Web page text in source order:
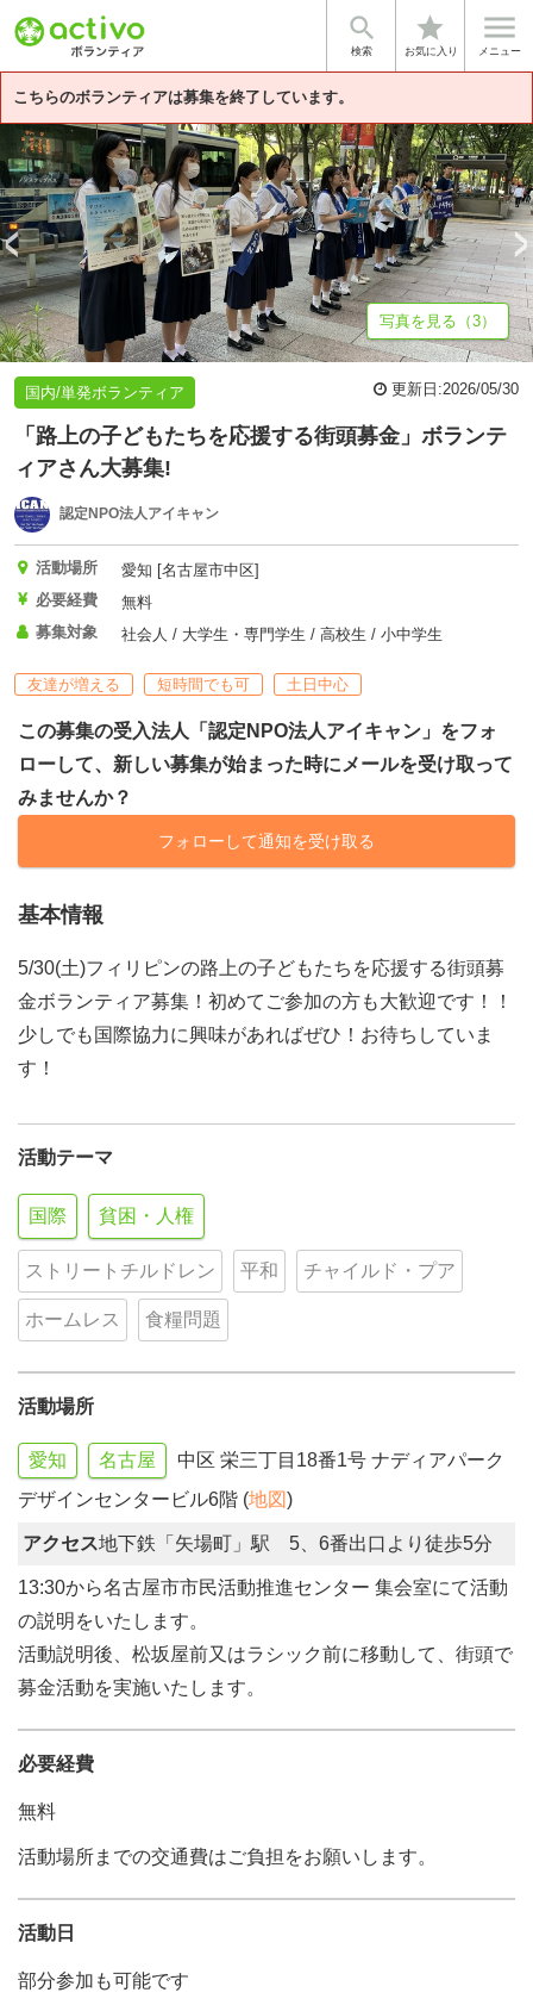

検索
star
お気に入り

メニュー
こちらのボランティアは募集を終了しています。
基本情報 募集詳細 法人情報
写真を見る（3）
国内/単発ボランティア 更新日:2026/05/30
「路上の子どもたちを応援する街頭募金」ボランテ
ィアさん大募集!
認定NPO法人アイキャン
活動場所
愛知 [名古屋市中区]
必要経費
無料
募集対象
社会人 / 大学生・専門学生 / 高校生 / 小中学生
友達が増える 短時間でも可 土日中心
この募集の受入法人「認定NPO法人アイキャン」をフォ
ローして、新しい募集が始まった時にメールを受け取って
みませんか？
フォローして通知を受け取る
基本情報
5/30(土)フィリピンの路上の子どもたちを応援する街頭募
金ボランティア募集！初めてご参加の方も大歓迎です！！
少しでも国際協力に興味があればぜひ！お待ちしていま
す！
活動テーマ
国際 貧困・人権
ストリートチルドレン 平和 チャイルド・プア
ホームレス 食糧問題
活動場所
愛知 名古屋
中区 栄三丁目18番1号 ナディアパーク
デザインセンタービル6階 (地図)
アクセス地下鉄「矢場町」駅 5、6番出口より徒歩5分
13:30から名古屋市市民活動推進センター 集会室にて活動
の説明をいたします。
活動説明後、松坂屋前又はラシック前に移動して、街頭で
募金活動を実施いたします。
必要経費
無料
活動場所までの交通費はご負担をお願いします。
活動日
部分参加も可能です